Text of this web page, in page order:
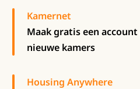
Kamernet
Maak gratis een
nieuwe kamers
Housing Anywhere